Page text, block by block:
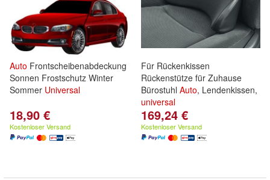
Auto Frontscheibenabdeckung
Sonnen Frostschutz Winter
Sommer Universal
18,90 €
Kostenloser Versand
Für Rückenkissen
Rückenstütze für Zuhause
Bürostuhl Auto, Lendenkissen,
universal
169,24 €
Kostenloser Versand